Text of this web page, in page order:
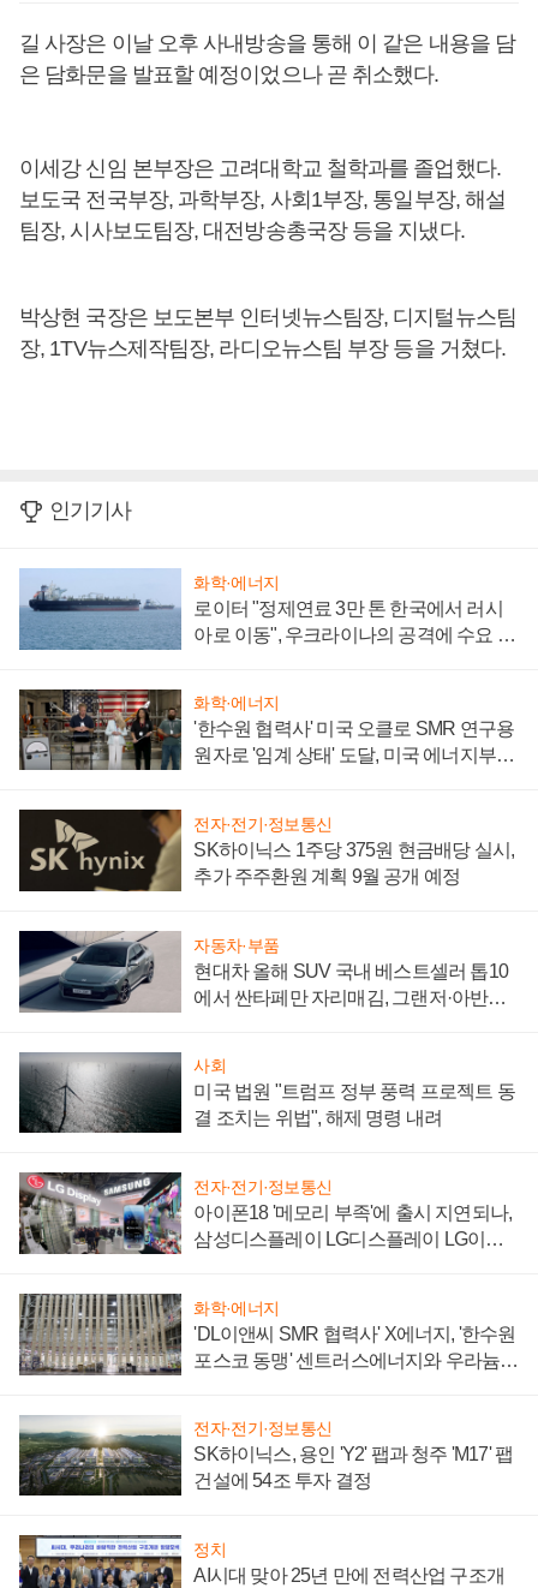
길 사장은 이날 오후 사내방송을 통해 이 같은 내용을 담
은 담화문을 발표할 예정이었으나 곧 취소했다.
이세강 신임 본부장은 고려대학교 철학과를 졸업했다.
보도국 전국부장, 과학부장, 사회1부장, 통일부장, 해설
팀장, 시사보도팀장, 대전방송총국장 등을 지냈다.
박상현 국장은 보도본부 인터넷뉴스팀장, 디지털뉴스팀
장, 1TV뉴스제작팀장, 라디오뉴스팀 부장 등을 거쳤다.
인기기사
화학·에너지
로이터 "정제연료 3만 톤 한국에서 러시
아로 이동", 우크라이나의 공격에 수요 늘
화학·에너지
'한수원 협력사' 미국 오클로 SMR 연구용
원자로 '임계 상태' 도달, 미국 에너지부
전자·전기·정보통신
SK하이닉스 1주당 375원 현금배당 실시,
추가 주주환원 계획 9월 공개 예정
자동차·부품
현대차 올해 SUV 국내 베스트셀러 톱10
에서 싼타페만 자리매김, 그랜저·아반떼
사회
미국 법원 "트럼프 정부 풍력 프로젝트 동
결 조치는 위법", 해제 명령 내려
전자·전기·정보통신
아이폰18 '메모리 부족'에 출시 지연되나,
삼성디스플레이 LG디스플레이 LG이노
화학·에너지
'DL이앤씨 SMR 협력사' X에너지, '한수원
포스코 동맹' 센트러스에너지와 우라늄
전자·전기·정보통신
SK하이닉스, 용인 'Y2' 팹과 청주 'M17' 팹
건설에 54조 투자 결정
정치
AI시대 맞아 25년 만에 전력산업 구조개